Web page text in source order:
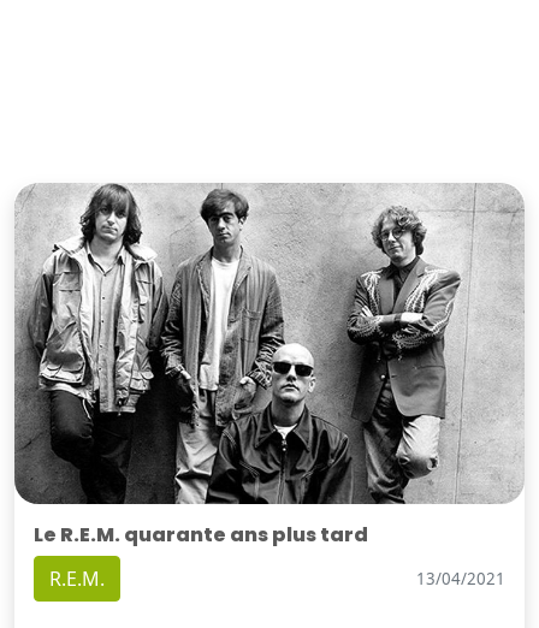
Le R.E.M. quarante ans plus tard
R.E.M. 13/04/2021